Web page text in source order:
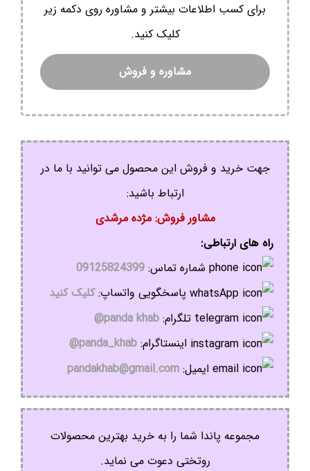
برای کسب اطلاعات بیشتر و مشاوره روی دکمه زیر
کلیک کنید.
مشاوره و فروش
جهت خرید و فروش این محصول می توانید با ما در
ارتباط باشید:
مشاور فروش: مژده مرشدی
راه های ارتباطی:
شماره تماس: 09125824399
پاسخگویی واتساپ:کلیک کنید
تلگرام: panda khab@
اینستاگرام: panda_khab@
ایمیل: pandakhab@gmail.com
مجموعه پاندا شما را به خرید بهترین محصولات
روتختی دعوت می نماید.